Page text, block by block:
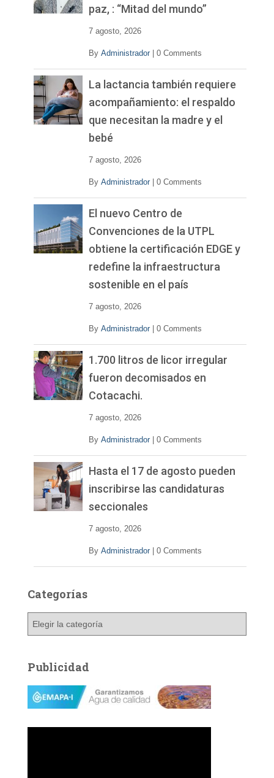
paz, : “Mitad del mundo”
7 agosto, 2026
By Administrador 0 Comments
La lactancia también requiere
acompañamiento: el respaldo
que necesitan la madre y el
bebé
7 agosto, 2026
By Administrador 0 Comments
El nuevo Centro de
Convenciones de la UTPL
obtiene la certificación EDGE y
redefine la infraestructura
sostenible en el país
7 agosto, 2026
By Administrador 0 Comments
1.700 litros de licor irregular
fueron decomisados en
Cotacachi.
7 agosto, 2026
By Administrador 0 Comments
Hasta el 17 de agosto pueden
inscribirse las candidaturas
seccionales
7 agosto, 2026
By Administrador 0 Comments
Categorías
g
o
a
Publicidad